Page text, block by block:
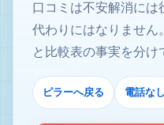
口コミは不安解消には
代わりにはなりません
と比較表の事実を分け
ピラーへ戻る 電話なし